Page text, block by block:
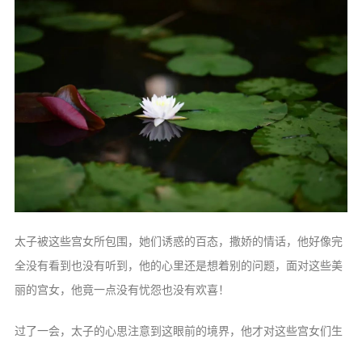
太子被这些宫女所包围，她们诱惑的百态，撒娇的情话，他好像完
全没有看到也没有听到，他的心里还是想着别的问题，面对这些美
丽的宫女，他竟一点没有忧怨也没有欢喜！
过了一会，太子的心思注意到这眼前的境界，他才对这些宫女们生